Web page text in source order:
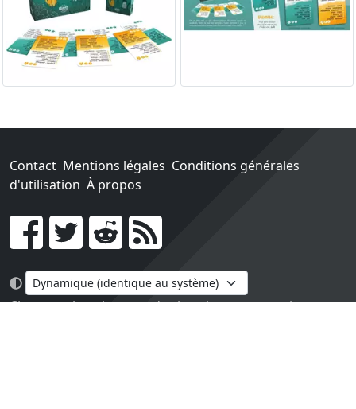
Contact Mentions légales Conditions générales
d'utilisation À propos
Go !
Chaque achat chez une des boutiques partenaires nous